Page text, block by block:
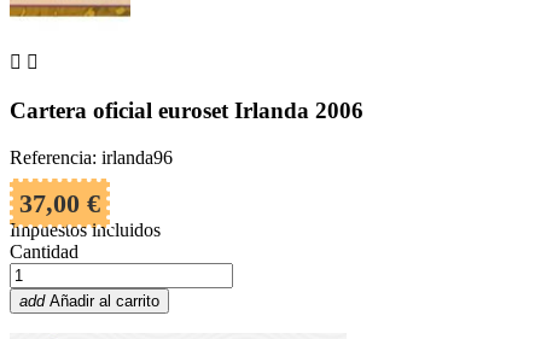
 
Cartera oficial euroset Irlanda 2006
Referencia: irlanda96
37,00 €
Impuestos incluidos
Cantidad
add Añadir al carrito